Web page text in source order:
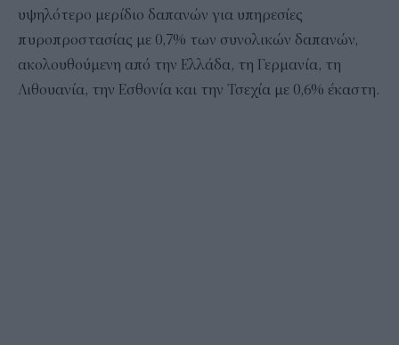
υψηλότερο μερίδιο δαπανών για υπηρεσίες
πυροπροστασίας με 0,7% των συνολικών δαπανών,
ακολουθούμενη από την Ελλάδα, τη Γερμανία, τη
Λιθουανία, την Εσθονία και την Τσεχία με 0,6% έκαστη.